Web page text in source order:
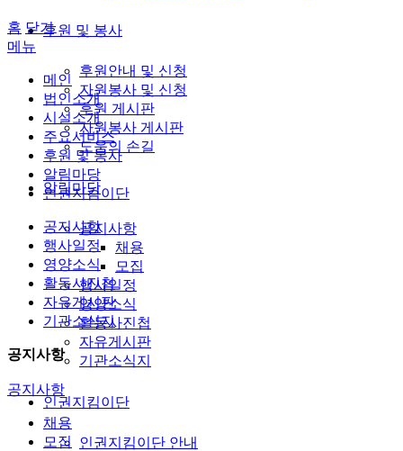
후원 및 봉사
후원안내 및 신청
자원봉사 및 신청
후원 게시판
자원봉사 게시판
도움의 손길
알림마당
공지사항
채용
모집
행사일정
영양소식
활동사진첩
자유게시판
기관소식지
인권지킴이단
인권지킴이단 안내
홈 닫기
메뉴
메인
법인소개
시설소개
주요서비스
후원 및 봉사
알림마당
인권지킴이단
공지사항
행사일정
영양소식
활동사진첩
자유게시판
기관소식지
공지사항
공지사항
채용
모집